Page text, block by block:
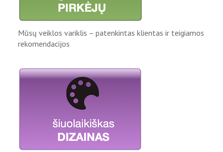
Mūsų veiklos variklis – patenkintas klientas ir teigiamos
rekomendacijos